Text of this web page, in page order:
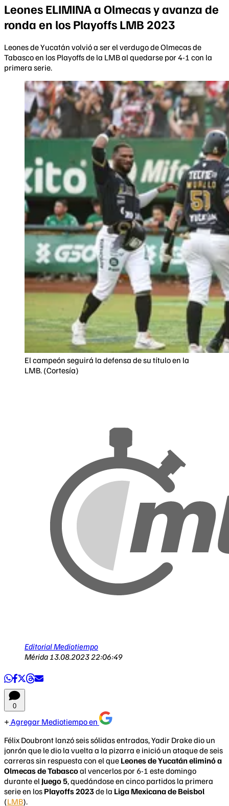
Leones ELIMINA a Olmecas y avanza de
ronda en los Playoffs LMB 2023
Leones de Yucatán volvió a ser el verdugo de Olmecas de
Tabasco en los Playoffs de la LMB al quedarse por 4-1 con la
primera serie.
El campeón seguirá la defensa de su título en la
LMB. (Cortesía)
Editorial Mediotiempo
Mérida 13.08.2023 22:06:49
0
Agregar Mediotiempo en
Félix Doubront lanzó seis sólidas entradas, Yadir Drake dio un
jonrón que le dio la vuelta a la pizarra e inició un ataque de seis
carreras sin respuesta con el que Leones de Yucatán eliminó a
Olmecas de Tabascoal vencerlos por 6-1 este domingo
durante el Juego 5, quedándose en cinco partidos la primera
serie en los Playoffs 2023de la Liga Mexicana de Beisbol
(LMB).